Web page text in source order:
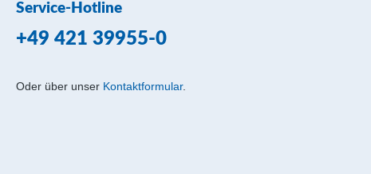
Service-Hotline
+49 421 39955-0
Oder über unser Kontaktformular.